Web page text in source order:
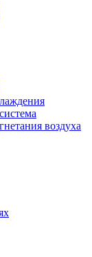
воздуха